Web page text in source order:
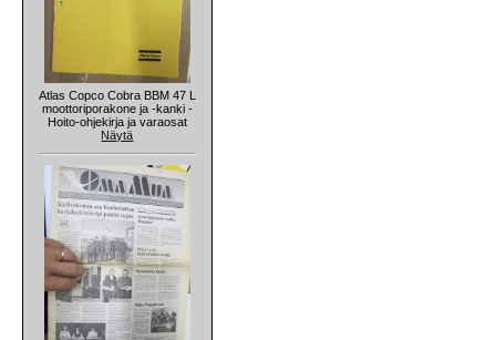
Atlas Copco Cobra BBM 47 L
moottoriporakone ja -kanki -
Hoito-ohjekirja ja varaosat
Näytä